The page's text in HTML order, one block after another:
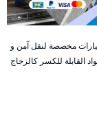
مخصصة لنقل آمن و
القابلة للكسر كالزجاج